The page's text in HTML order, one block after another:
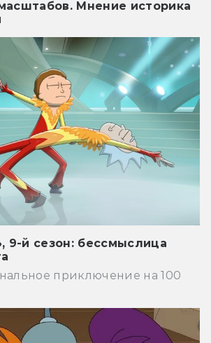
Мнение историка
9-й сезон: бессмыслица
приключение на 100